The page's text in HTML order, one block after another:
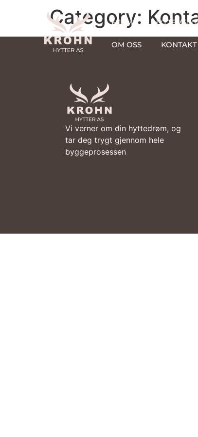
HJEM
OM OSS
Category:
Vi verner om din hyttedrøm, og
tar deg trygt gjennom hele
byggeprosessen